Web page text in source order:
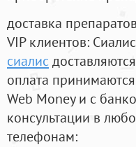
доставка
VIP клиентов:
сиалис
оплата
Web Money и с
консультации в
телефонам: